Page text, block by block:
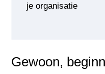
je organisatie
Gewoon,